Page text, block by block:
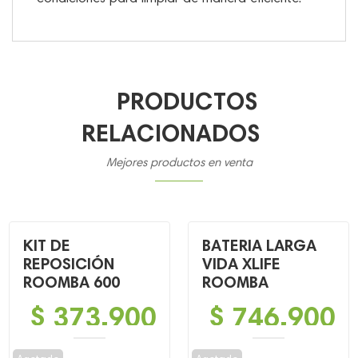
PRODUCTOS
RELACIONADOS
Mejores productos en venta
KIT DE
REPOSICIÓN
ROOMBA 600
$ 373,900
BATERIA LARGA
VIDA XLIFE
ROOMBA
$ 746,900